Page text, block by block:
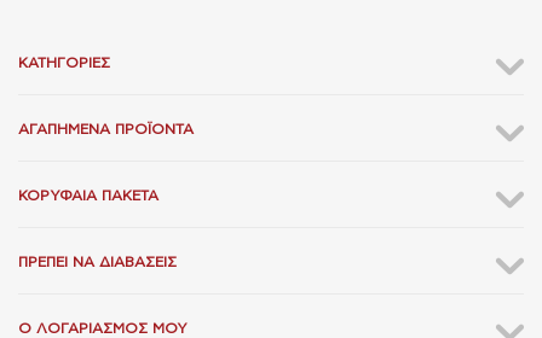
ΚΑΤΗΓΟΡΊΕΣ
ΑΓΑΠΗΜΈΝΑ ΠΡΟΪΌΝΤΑ
ΚΟΡΥΦΑΊΑ ΠΑΚΈΤΑ
ΠΡΈΠΕΙ ΝΑ ΔΙΑΒΆΣΕΙΣ
Ο ΛΟΓΑΡΙΑΣΜΌΣ ΜΟΥ